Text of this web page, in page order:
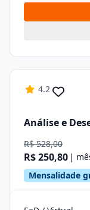
4.2
Análise e
R$ 528,00
R$ 250,80 |
Mensalidade